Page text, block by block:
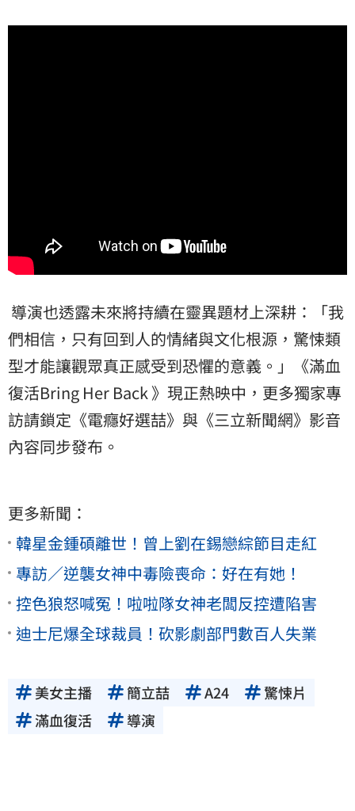
導演也透露未來將持續在靈異題材上深耕：「我
們相信，只有回到人的情緒與文化根源，驚悚類
型才能讓觀眾真正感受到恐懼的意義。」《滿血
復活Bring Her Back 》現正熱映中，更多獨家專
訪請鎖定《電癮好選喆》與《三立新聞網》影音
內容同步發布。
更多新聞：
韓星金鍾碩離世！曾上劉在錫戀綜節目走紅
專訪／逆襲女神中毒險喪命：好在有她！
控色狼怒喊冤！啦啦隊女神老闆反控遭陷害
迪士尼爆全球裁員！砍影劇部門數百人失業
美女主播 簡立喆 A24
驚悚片
滿血復活
導演